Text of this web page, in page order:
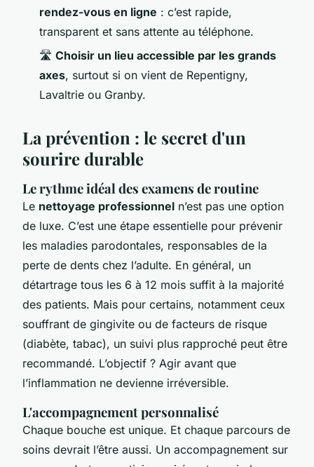
rendez-vous en ligne : c’est rapide,
transparent et sans attente au téléphone.
🛣️ Choisir un lieu accessible par les grands
axes, surtout si on vient de Repentigny,
Lavaltrie ou Granby.
La prévention : le secret d'un
sourire durable
Le rythme idéal des examens de routine
Le nettoyage professionnel n’est pas une option
de luxe. C’est une étape essentielle pour prévenir
les maladies parodontales, responsables de la
perte de dents chez l’adulte. En général, un
détartrage tous les 6 à 12 mois suffit à la majorité
des patients. Mais pour certains, notamment ceux
souffrant de gingivite ou de facteurs de risque
(diabète, tabac), un suivi plus rapproché peut être
recommandé. L’objectif ? Agir avant que
l’inflammation ne devienne irréversible.
L'accompagnement personnalisé
Chaque bouche est unique. Et chaque parcours de
soins devrait l’être aussi. Un accompagnement sur